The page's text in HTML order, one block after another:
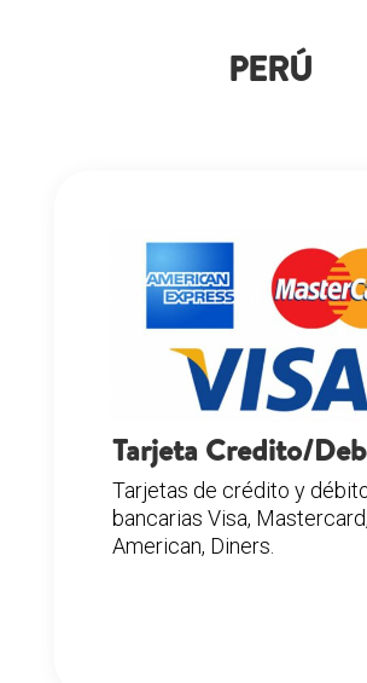
PERÚ
Tarjeta Credito/
Tarjetas de crédito y
bancarias Visa, Mastercard,
American, Diners.